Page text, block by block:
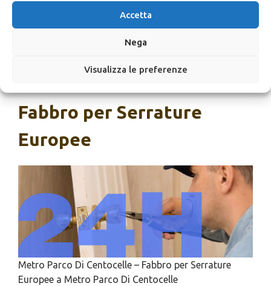
Accetta
Nega
Visualizza le preferenze
Assistenza Serrature Costo
SCRIVICI
Fabbro per Serrature
Europee
Metro Parco Di Centocelle – Fabbro per Serrature
Europee a Metro Parco Di Centocelle